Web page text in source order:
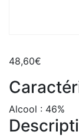
48,60€
Alcool : 46%